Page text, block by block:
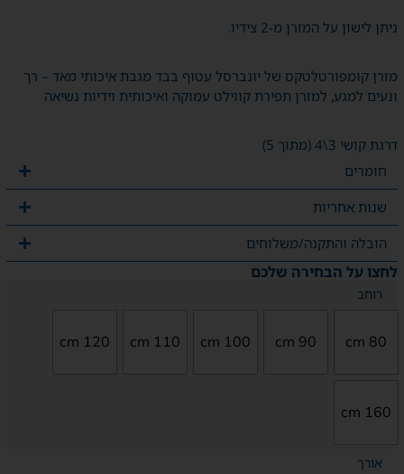
ניתן לישון על המזרן מ-2 צידיו.
מזרן קומפורטלטקס של יונברסל עטוף בבד מגבת איכותי מאד – רך
ונעים למגע, למזרן תפירת קווילט עמוקה ואיכותית וידיות נשיאה
דרגת קושי 3\4 (מתוך 5)
חומרים
שנות אחריות
הובלה והתקנה/משלוחים
לחצו על הבחירה שלכם
רוחב
80 cm
90 cm
100 cm
110 cm
120 cm
160 cm
אורך